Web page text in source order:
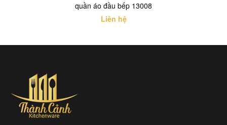
quần áo đầu bếp 13008
Liên hệ